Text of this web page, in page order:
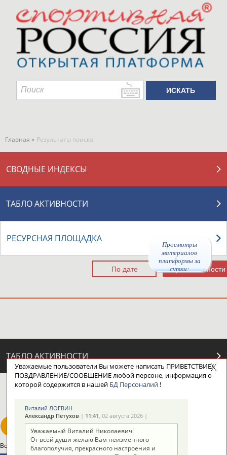
Просмотры
материалов
платформы за
сутки:
46557
Главная » Результаты поиска
СВОДНЫЕ ИНДЕКСЫ
ТАБЛО АКТИВНОСТИ
РЕСУРСНАЯ ПЛОЩАДКА
ТАБЛО АКТИВНОСТИ
ЦЕЛИ ПРОЕКТА НАШИ КНОПКИ
Вопросы сотрудничества и совместной деятельности
Уважаемые пользователи Вы можете написать ПРИВЕТСТВИЕ/
ПОЗДРАВЛЕНИЕ/СООБЩЕНИЕ любой персоне, информация о
которой содержится в нашей БД Персоналий!
Виталий ЛОГВИН
Александр Петухов| 11:41, 02 августа 2026 |
Уважаемый Виталий Николаевич!
От всей души желаю Вам неизменного
благополучия, прекрасного настроения и